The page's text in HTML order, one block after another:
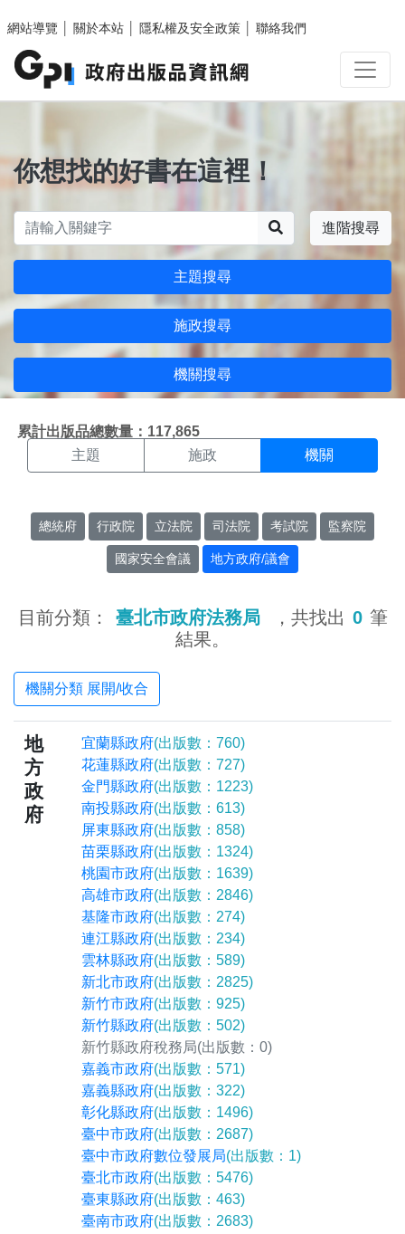
網站導覽
關於本站 隱私權及安全政策 聯絡我們
你想找的好書在這裡！
進階搜尋
主題搜尋
施政搜尋
機關搜尋
累計出版品總數量：117,865
機關搜尋結果頁面
主題 施政 機關
總統府 行政院 立法院 司法院 考試院 監察院
國家安全會議 地方政府/議會
目前分類： 臺北市政府法務局 ，共找出 0 筆
結果。
機關分類 展開/收合
地
方
政
府
宜蘭縣政府(出版數：760)
花蓮縣政府(出版數：727)
金門縣政府(出版數：1223)
南投縣政府(出版數：613)
屏東縣政府(出版數：858)
苗栗縣政府(出版數：1324)
桃園市政府(出版數：1639)
高雄市政府(出版數：2846)
基隆市政府(出版數：274)
連江縣政府(出版數：234)
雲林縣政府(出版數：589)
新北市政府(出版數：2825)
新竹市政府(出版數：925)
新竹縣政府(出版數：502)
新竹縣政府稅務局(出版數：0)
嘉義市政府(出版數：571)
嘉義縣政府(出版數：322)
彰化縣政府(出版數：1496)
臺中市政府(出版數：2687)
臺中市政府數位發展局(出版數：1)
臺北市政府(出版數：5476)
臺東縣政府(出版數：463)
臺南市政府(出版數：2683)